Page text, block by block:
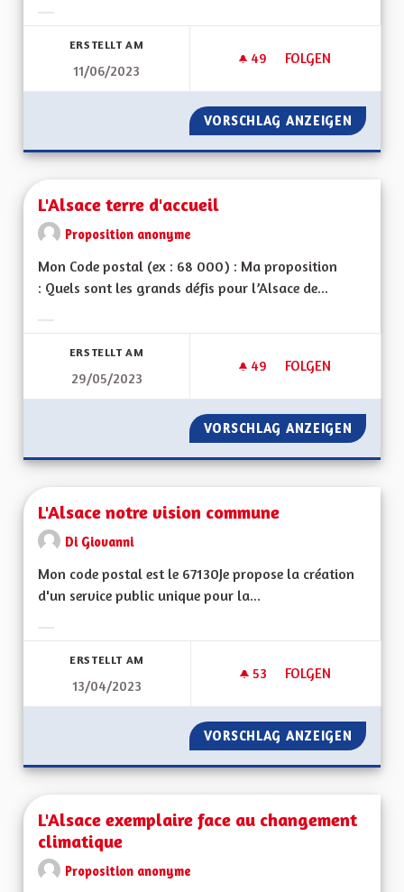
ERSTELLT AM
11/06/2023
49 49 FOLLOWER
FOLGEN
L'ALSACE UNE
VORSCHLAG ANZEIGEN
L'Alsace terre d'accueil
Proposition anonyme
Mon Code postal (ex : 68 000) : Ma proposition
: Quels sont les grands défis pour l’Alsace de...
ERSTELLT AM
29/05/2023
49 49 FOLLOWER
FOLGEN
L'ALSACE TERRE
VORSCHLAG ANZEIGEN
L'Alsace notre vision commune
Di Giovanni
Mon code postal est le 67130Je propose la création
d'un service public unique pour la...
ERSTELLT AM
13/04/2023
53 53 FOLLOWER
FOLGEN
L'ALSACE NOTRE
VORSCHLAG ANZEIGEN
L'Alsace exemplaire face au changement
climatique
Proposition anonyme